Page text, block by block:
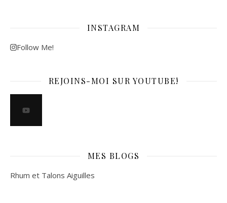
INSTAGRAM
Follow Me!
REJOINS-MOI SUR YOUTUBE!
MES BLOGS
Rhum et Talons Aiguilles